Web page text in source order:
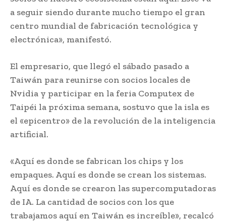
a seguir siendo durante mucho tiempo el gran
centro mundial de fabricación tecnológica y
electrónica», manifestó.
El empresario, que llegó el sábado pasado a
Taiwán para reunirse con socios locales de
Nvidia y participar en la feria Computex de
Taipéi la próxima semana, sostuvo que la isla es
el «epicentro» de la revolución de la inteligencia
artificial.
«Aquí es donde se fabrican los chips y los
empaques. Aquí es donde se crean los sistemas.
Aquí es donde se crearon las supercomputadoras
de IA. La cantidad de socios con los que
trabajamos aquí en Taiwán es increíble», recalcó